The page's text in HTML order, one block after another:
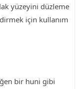
yüzeyini düzleme
için kullanım
bir huni gibi